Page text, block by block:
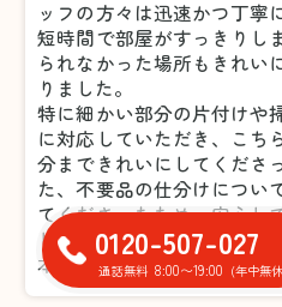
ッフの方々は迅速かつ丁寧
短時間で部屋がすっきりし
られなかった場所もきれい
りました。
特に細かい部分の片付けや
に対応していただき、こち
分まできれいにしてくださ
た、不要品の仕分けについ
てくださったため、安心し
した。おかげで気持ちよく
本当に感謝しています。
0120-507-027
通話無料 8:00〜19:00 (年中無